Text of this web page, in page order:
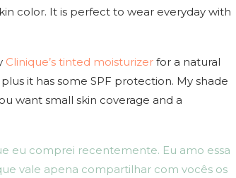
color. It is perfect to wear everyday with
Clinique’s tinted moisturizer for a natural
it has some SPF protection. My shade
want small skin coverage and a
eu comprei recentemente. Eu amo essa
vale apena compartilhar com vocês os